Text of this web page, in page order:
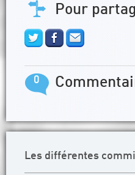
Pour
0
Les différentes